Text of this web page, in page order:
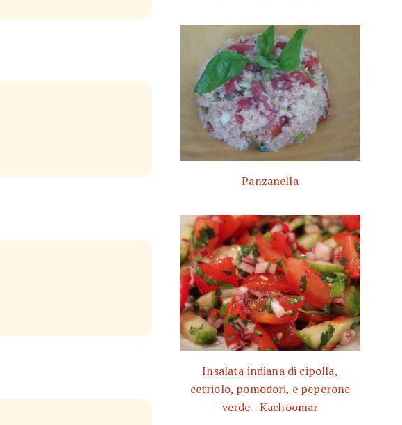
Panzanella
Insalata indiana di cipolla,
cetriolo, pomodori, e peperone
verde - Kachoomar